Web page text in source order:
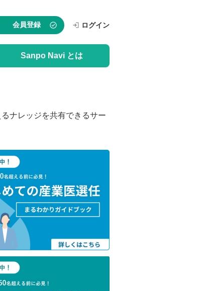
会員登録 ログイン
Sanpo Navi とは
ナレッジを共有できるサー